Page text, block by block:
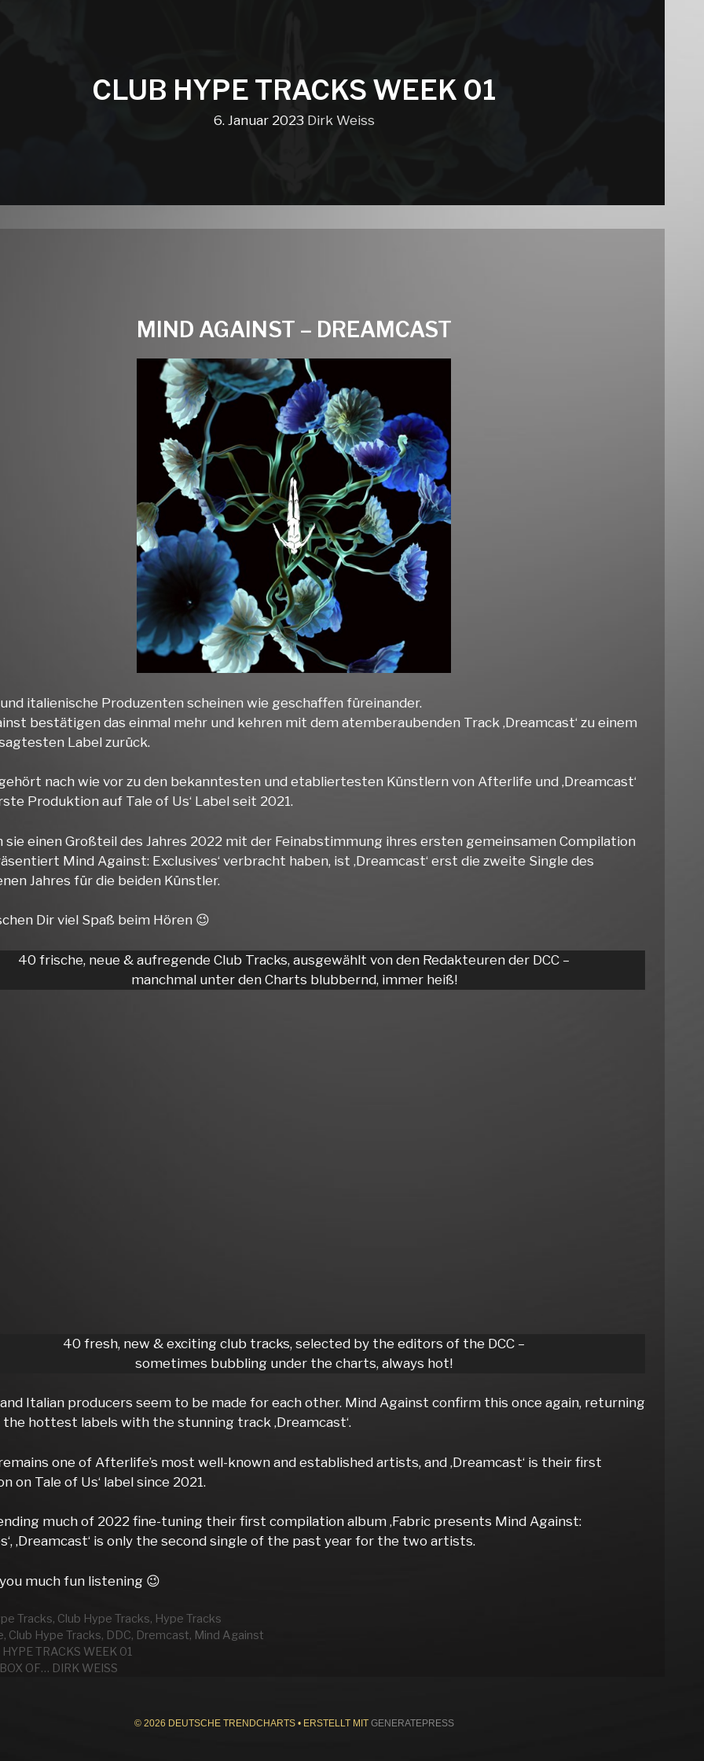
CLUB HYPE TRACKS WEEK 01
6. Januar 2023 Dirk Weiss
MIND AGAINST – DREAMCAST
italienische Produzenten scheinen wie geschaffen füreinander.
bestätigen das einmal mehr und kehren mit dem atemberaubenden Track ‚Dreamcast‘ zu einem
Label zurück.
nach wie vor zu den bekanntesten und etabliertesten Künstlern von Afterlife und ‚Dreamcast‘
Produktion auf Tale of Us‘ Label seit 2021.
sie einen Großteil des Jahres 2022 mit der Feinabstimmung ihres ersten gemeinsamen Compilation
Mind Against: Exclusives‘ verbracht haben, ist ‚Dreamcast‘ erst die zweite Single des
Jahres für die beiden Künstler.
Dir viel Spaß beim Hören 😉
40 frische, neue & aufregende Club Tracks, ausgewählt von den Redakteuren der DCC –
manchmal unter den Charts blubbernd, immer heiß!
40 fresh, new & exciting club tracks, selected by the editors of the DCC –
sometimes bubbling under the charts, always hot!
Italian producers seem to be made for each other. Mind Against confirm this once again, returning
hottest labels with the stunning track ‚Dreamcast‘.
one of Afterlife’s most well-known and established artists, and ‚Dreamcast‘ is their first
on Tale of Us‘ label since 2021.
much of 2022 fine-tuning their first compilation album ‚Fabric presents Mind Against:
‚Dreamcast‘ is only the second single of the past year for the two artists.
much fun listening 😉
Tracks, Club Hype Tracks, Hype Tracks
, Club Hype Tracks, DDC, Dremcast, Mind Against
HYPE TRACKS WEEK 01
OF… DIRK WEISS
© 2026 DEUTSCHE TRENDCHARTS• ERSTELLT MIT GENERATEPRESS